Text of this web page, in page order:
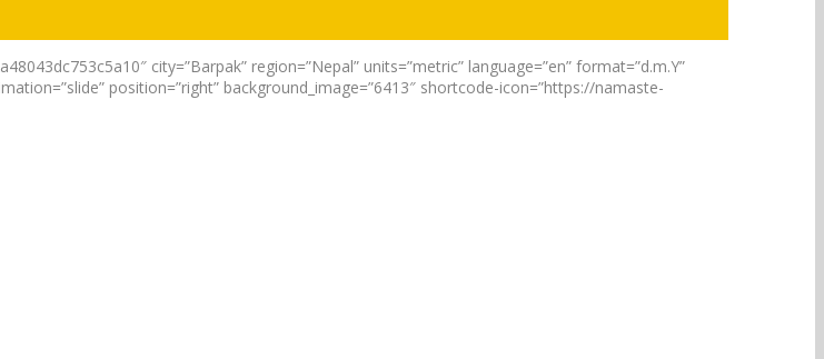
city=”Barpak” region=”Nepal” units=”metric” language=”en” format=”d.m.Y”
position=”right” background_image=”6413″ shortcode-icon=”https://namaste-